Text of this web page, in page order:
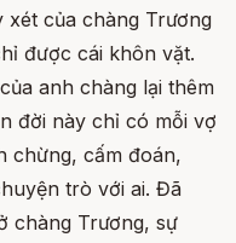
của chàng Trương
được cái khôn vặt.
anh chàng lại thêm
đời này chỉ có mỗi vợ
chừng, cấm đoán,
trò với ai. Đã
chàng Trương, sự